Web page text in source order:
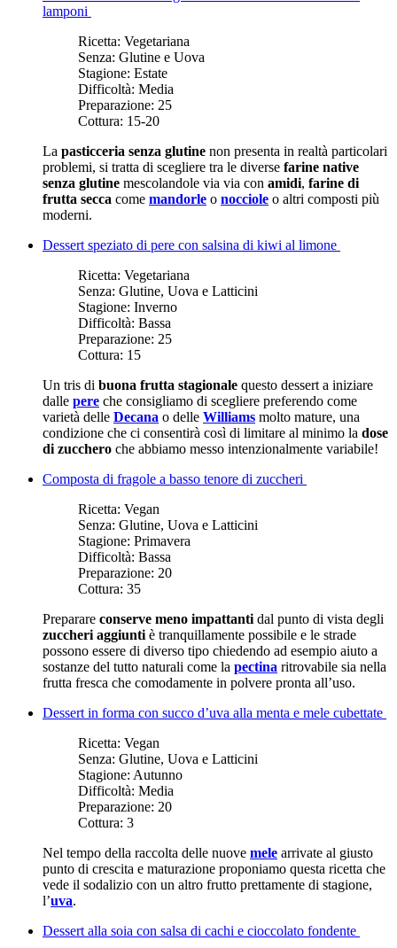
lamponi
Ricetta: Vegetariana
Senza: Glutine e Uova
Stagione: Estate
Difficoltà: Media
Preparazione: 25
Cottura: 15-20
La pasticceria senza glutine non presenta in realtà particolari
problemi, si tratta di scegliere tra le diverse farine native
senza glutine mescolandole via via con amidi, farine di
frutta secca come mandorle o nocciole o altri composti più
moderni.
Dessert speziato di pere con salsina di kiwi al limone
Ricetta: Vegetariana
Senza: Glutine, Uova e Latticini
Stagione: Inverno
Difficoltà: Bassa
Preparazione: 25
Cottura: 15
Un tris di buona frutta stagionale questo dessert a iniziare
dalle pere che consigliamo di scegliere preferendo come
varietà delle Decana o delle Williams molto mature, una
condizione che ci consentirà così di limitare al minimo la dose
di zucchero che abbiamo messo intenzionalmente variabile!
Composta di fragole a basso tenore di zuccheri
Ricetta: Vegan
Senza: Glutine, Uova e Latticini
Stagione: Primavera
Difficoltà: Bassa
Preparazione: 20
Cottura: 35
Preparare conserve meno impattanti dal punto di vista degli
zuccheri aggiunti è tranquillamente possibile e le strade
possono essere di diverso tipo chiedendo ad esempio aiuto a
sostanze del tutto naturali come la pectina ritrovabile sia nella
frutta fresca che comodamente in polvere pronta all’uso.
Dessert in forma con succo d’uva alla menta e mele cubettate
Ricetta: Vegan
Senza: Glutine, Uova e Latticini
Stagione: Autunno
Difficoltà: Media
Preparazione: 20
Cottura: 3
Nel tempo della raccolta delle nuove mele arrivate al giusto
punto di crescita e maturazione proponiamo questa ricetta che
vede il sodalizio con un altro frutto prettamente di stagione,
l’uva.
Dessert alla soia con salsa di cachi e cioccolato fondente